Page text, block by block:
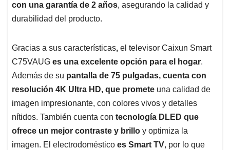
con una garantía de 2 años, asegurando la calidad y
durabilidad del producto.
Gracias a sus características, el televisor Caixun Smart
C75VAUG es una excelente opción para el hogar.
Además de su pantalla de 75 pulgadas, cuenta con
resolución 4K Ultra HD, que promete una calidad de
imagen impresionante, con colores vivos y detalles
nítidos. También cuenta con tecnología DLED que
ofrece un mejor contraste y brillo y optimiza la
imagen. El electrodoméstico es Smart TV, por lo que